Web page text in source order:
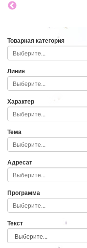
Товарная категория
Линия
Характер
Тема
Адресат
Программа
Текст